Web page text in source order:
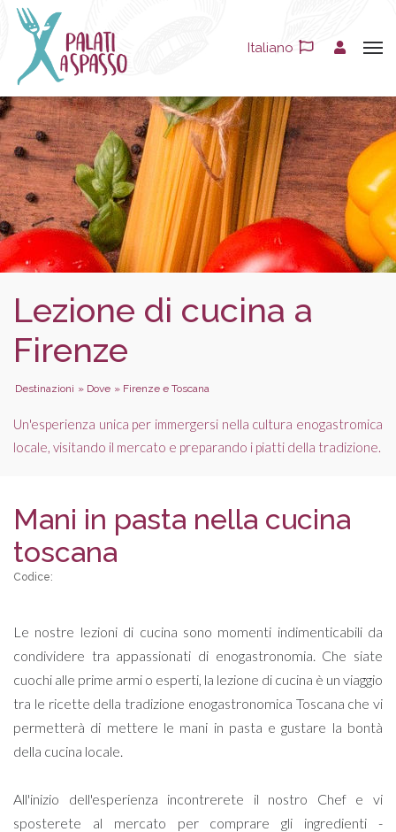
Italiano
Lezione di cucina a
Firenze
Destinazioni » Dove » Firenze e Toscana
Un'esperienza unica per immergersi nella cultura enogastromica
locale, visitando il mercato e preparando i piatti della tradizione.
Mani in pasta nella cucina
toscana
Codice:
Le nostre lezioni di cucina sono momenti indimenticabili da
condividere tra appassionati di enogastronomia. Che siate
cuochi alle prime armi o esperti, la lezione di cucina è un viaggio
tra le ricette della tradizione enogastronomica Toscana che vi
permetterà di mettere le mani in pasta e gustare la bontà
della cucina locale.
All'inizio dell'esperienza incontrerete il nostro Chef e vi
sposterete al mercato per comprare gli ingredienti -